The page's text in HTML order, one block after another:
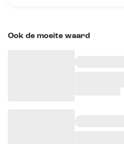
Ook de moeite waard